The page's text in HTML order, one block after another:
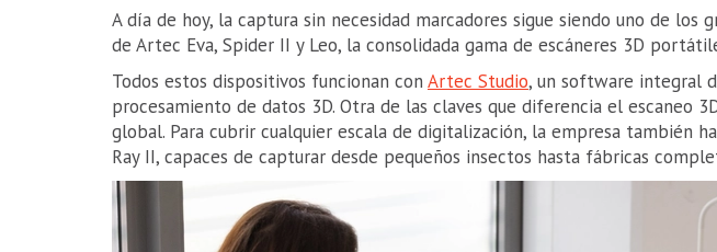
A día de hoy, la captura sin necesidad marcadores sigue siendo uno de los
de Artec Eva, Spider II y Leo, la consolidada gama de escáneres 3D
Todos estos dispositivos funcionan con Artec Studio, un software integral
procesamiento de datos 3D. Otra de las claves que diferencia el escaneo
global. Para cubrir cualquier escala de digitalización, la empresa también
Ray II, capaces de capturar desde pequeños insectos hasta fábricas